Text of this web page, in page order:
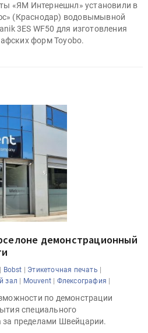
«ЯМ Интернешнл» установили в
(Краснодар) водовымывной
3ES WF50 для изготовления
форм Toyobo.
демонстрационный
| Bobst | Этикеточная печать |
зал | Mouvent | Флексография |
по демонстрации
специального
за пределами Швейцарии.